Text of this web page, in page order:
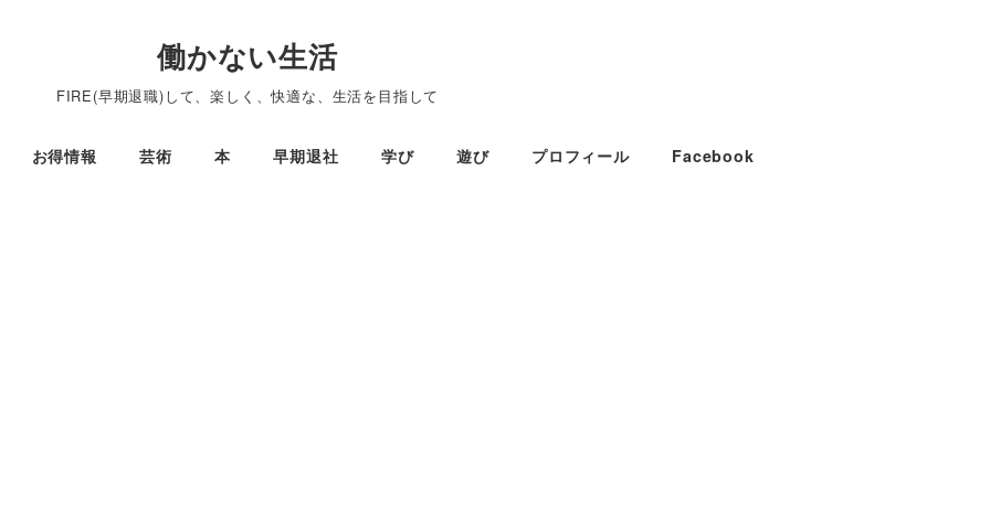
働かない生活
FIRE(早期退職)して、楽しく、快適な、生活を目指して
お得情報 芸術 本 早期退社 学び 遊び プロフィール Facebook